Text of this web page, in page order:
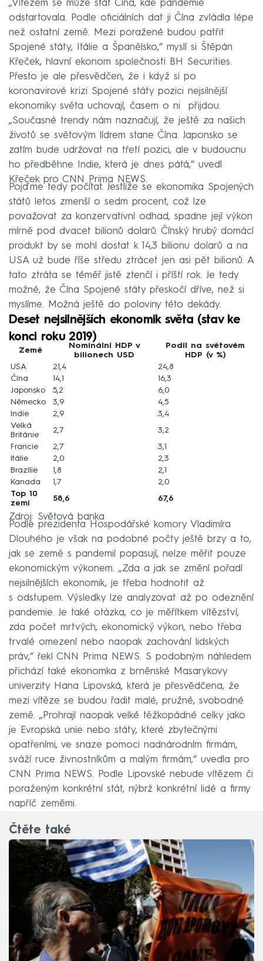
„Vítězem se může stát Čína, kde pandemie
odstartovala. Podle oficiálních dat ji Čína zvládla lépe
než ostatní země. Mezi poražené budou patřit
Spojené státy, Itálie a Španělsko,“ myslí si Štěpán
Křeček, hlavní ekonom společnosti BH Securities.
Přesto je ale přesvědčen, že i když si po
koronavirové krizi Spojené státy pozici nejsilnější
ekonomiky světa uchovají, časem o ni přijdou.
„Současné trendy nám naznačují, že ještě za našich
životů se světovým lídrem stane Čína. Japonsko se
zatím bude udržovat na třetí pozici, ale v budoucnu
ho předběhne Indie, která je dnes pátá,“ uvedl
Křeček pro CNN Prima NEWS.
Pojďme tedy počítat. Jestliže se ekonomika Spojených
států letos zmenší o sedm procent, což lze
považovat za konzervativní odhad, spadne její výkon
mírně pod dvacet bilionů dolarů. Čínský hrubý domácí
produkt by se mohl dostat k 14,3 bilionu dolarů a na
USA už bude říše středu ztrácet jen asi pět bilionů. A
tato ztráta se téměř jistě ztenčí i příští rok. Je tedy
možné, že Čína Spojené státy přeskočí dříve, než si
myslíme. Možná ještě do poloviny této dekády.
Deset nejsilnějších ekonomik světa (stav ke
konci roku 2019)
Země
Nominální HDP v
bilionech USD
Podíl na světovém
HDP (v %)
USA
21,4
24,8
Čína
14,1
16,3
Japonsko
5,2
6,0
Německo
3,9
4,5
Indie
2,9
3,4
Velká
Británie
2,7
3,2
Francie
2,7
3,1
Itálie
2,0
2,3
Brazílie
1,8
2,1
Kanada
1,7
2,0
Top 10
zemí
58,6 67,6
Zdroj: Světová banka
Podle prezidenta Hospodářské komory Vladimíra
Dlouhého je však na podobné počty ještě brzy a to,
jak se země s pandemií popasují, nelze měřit pouze
ekonomickým výkonem. „Zda a jak se změní pořadí
nejsilnějších ekonomik, je třeba hodnotit až
s odstupem. Výsledky lze analyzovat až po odeznění
pandemie. Je také otázka, co je měřítkem vítězství,
zda počet mrtvých, ekonomický výkon, nebo třeba
trvalé omezení nebo naopak zachování lidských
práv,“ řekl CNN Prima NEWS. S podobným náhledem
přichází také ekonomka z brněnské Masarykovy
univerzity Hana Lipovská, která je přesvědčena, že
mezi vítěze se budou řadit malé, pružné, svobodné
země. „Prohrají naopak velké těžkopádné celky jako
je Evropská unie nebo státy, které zbytečnými
opatřeními, ve snaze pomoci nadnárodním firmám,
sváží ruce živnostníkům a malým firmám,“ uvedla pro
CNN Prima NEWS. Podle Lipovské nebude vítězem či
poraženým konkrétní stát, nýbrž konkrétní lidé a firmy
napříč zeměmi.
Čtěte také